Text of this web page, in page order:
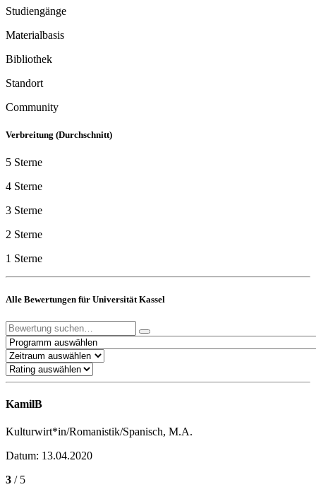
Studiengänge
Materialbasis
Bibliothek
Standort
Community
Verbreitung (Durchschnitt)
5 Sterne
4 Sterne
3 Sterne
2 Sterne
1 Sterne
Alle Bewertungen für Universität Kassel
KamilB
Kulturwirt*in/Romanistik/Spanisch, M.A.
Datum: 13.04.2020
3 / 5